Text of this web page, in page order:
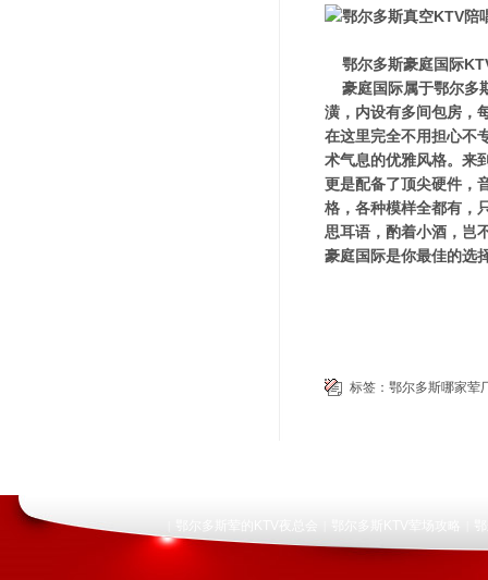
鄂尔多斯豪庭国际
豪庭国际属于鄂尔多
潢，内设有多间包房，
在这里完全不用担心不
术气息的优雅风格。来
更是配备了顶尖硬件，
格，各种模样全都有，
思耳语，酌着小酒，岂
豪庭国际是你最佳的选
标签： 鄂尔多斯哪家荤